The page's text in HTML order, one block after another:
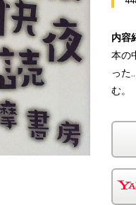
内容
本の
った
む。